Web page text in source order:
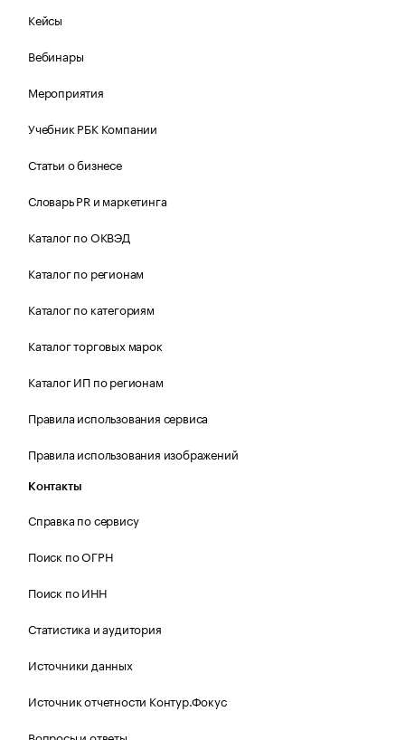
Кейсы
Вебинары
Мероприятия
Учебник РБК Компании
Статьи о бизнесе
Словарь PR и маркетинга
Каталог по ОКВЭД
Каталог по регионам
Каталог по категориям
Каталог торговых марок
Каталог ИП по регионам
Правила использования сервиса
Правила использования изображений
Контакты
Справка по сервису
Поиск по ОГРН
Поиск по ИНН
Статистика и аудитория
Источники данных
Источник отчетности Контур.Фокус